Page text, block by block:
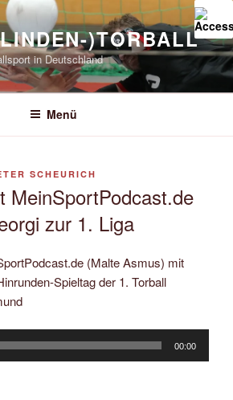
)TORBALL
in Deutschland
Menü
SCHEURICH
MeinSportPodcast.de
zur 1. Liga
(Malte Asmus) mit
Spieltag der 1. Torball
00:00